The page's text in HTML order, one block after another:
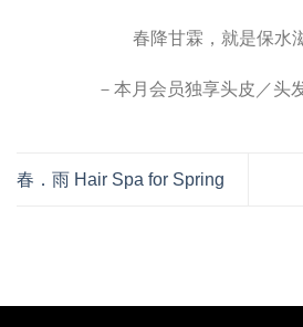
春降甘霖，就是保水
－本月会员独享头皮／头
春．雨 Hair Spa for Spring